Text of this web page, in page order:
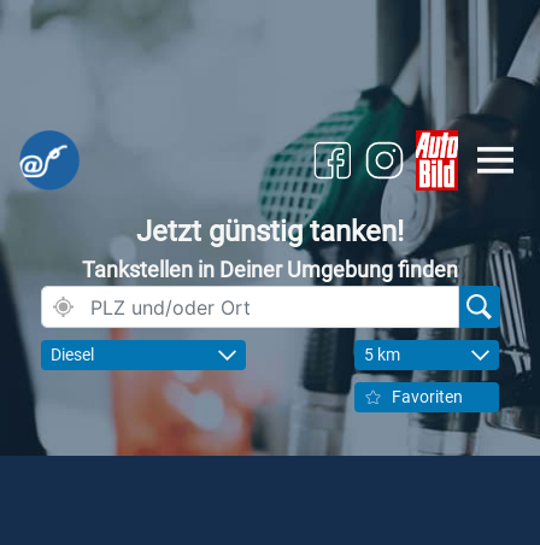
Jetzt günstig tanken!
Tankstellen in Deiner Umgebung finden
Diesel 5 km
Favoriten